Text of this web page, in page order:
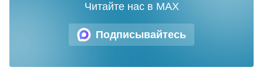
Подписывайтесь
Читайте нас в MAX